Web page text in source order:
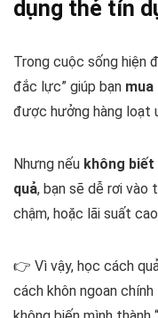
dụng thẻ tín
Trong cuộc sống hiện
đắc lực” giúp bạn
được hưởng hàng loạt
Nhưng nếu không biết
quả, bạn sẽ dễ rơi vào
chậm, hoặc lãi suất
👉 Vì vậy, học cách
cách khôn ngoan